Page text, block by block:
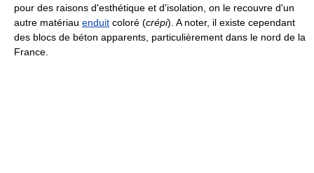
pour des raisons d'esthétique et d'isolation, on le recouvre d'un
autre matériau enduit coloré (crépi). A noter, il existe cependant
des blocs de béton apparents, particulièrement dans le nord de la
France.